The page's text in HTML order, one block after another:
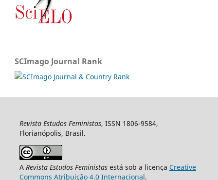
SCImago Journal Rank
Revista Estudos Feministas, ISSN 1806-9584,
Florianópolis, Brasil.
A Revista Estudos Feministasestá sob a licença Creative
Commons Atribuição 4.0 Internacional.